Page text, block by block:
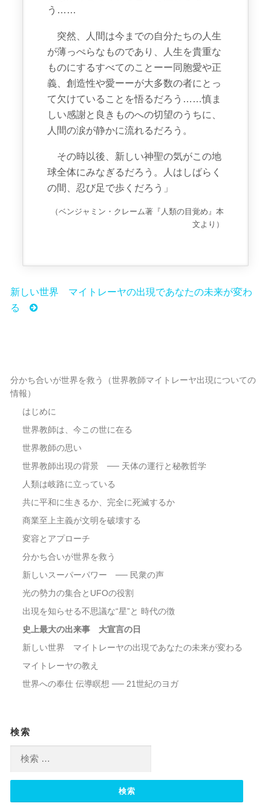
う……
突然、人間は今までの自分たちの人生
が薄っぺらなものであり、人生を貴重な
ものにするすべてのことーー同胞愛や正
義、創造性や愛ーーが大多数の者にとっ
て欠けていることを悟るだろう……慎ま
しい感謝と良きものへの切望のうちに、
人間の涙が静かに流れるだろう。
その時以後、新しい神聖の気がこの地
球全体にみなぎるだろう。人はしばらく
の間、忍び足で歩くだろう」
（ベンジャミン・クレーム著『人類の目覚め』本
文より）
新しい世界 マイトレーヤの出現であなたの未来が変わ
る
分かち合いが世界を救う（世界教師マイトレーヤ出現についての
情報）
はじめに
世界教師は、今この世に在る
世界教師の思い
世界教師出現の背景 ── 天体の運行と秘教哲学
人類は岐路に立っている
共に平和に生きるか、完全に死滅するか
商業至上主義が文明を破壊する
変容とアプローチ
分かち合いが世界を救う
新しいスーパーパワー ── 民衆の声
光の勢力の集合とUFOの役割
出現を知らせる不思議な“星”と 時代の徴
史上最大の出来事 大宣言の日
新しい世界 マイトレーヤの出現であなたの未来が変わる
マイトレーヤの教え
世界への奉仕 伝導瞑想 ── 21世紀のヨガ
検索
検索: